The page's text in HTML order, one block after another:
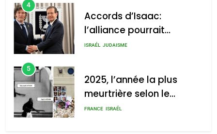
4
Accords d’Isaac:
l’alliance pourrait
s’étendre à 13 pays
ISRAÉL JUDAISME
5
2025, l’année la plus
meurtrière selon le
rapport d’ADL contre
FRANCE ISRAÉL